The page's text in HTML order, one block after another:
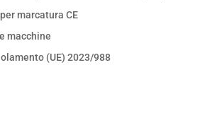
marcatura CE
macchine
(UE) 2023/988